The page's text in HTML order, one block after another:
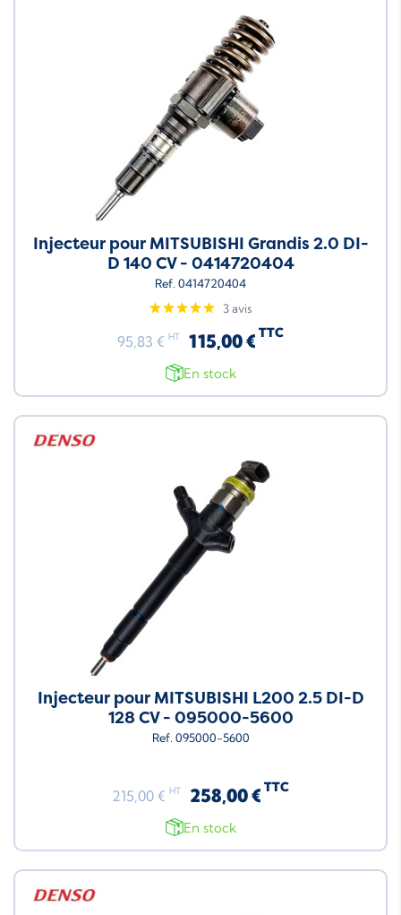
Injecteur pour MITSUBISHI Grandis 2.0 DI-
D 140 CV - 0414720404
Ref. 0414720404
3 avis
95,83 € HT 115,00 € TTC
En stock
Injecteur pour MITSUBISHI L200 2.5 DI-D
128 CV - 095000-5600
Ref. 095000-5600
215,00 € HT 258,00 € TTC
En stock